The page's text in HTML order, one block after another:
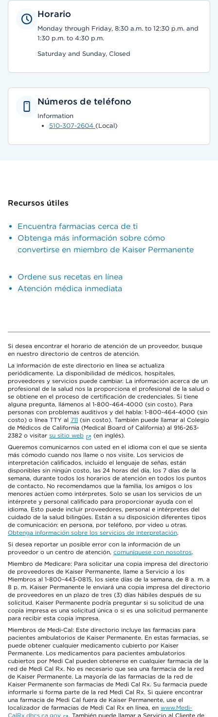
Horario
Monday through Friday, 8:30 a.m. to 12:30 p.m. and
1:30 p.m. to 4:30 p.m.
Saturday and Sunday, Closed
Números de teléfono
Information
510-307-2604 (Local)
Recursos útiles
Encuentra farmacias cerca de ti
Obtenga más información sobre cómo
convertirse en miembro de Kaiser Permanente
Ordene sus recetas en línea
Atención médica inmediata
Si desea encontrar el horario de atención de un proveedor, busque
en nuestro directorio de centros de atención.
La información de este directorio en línea se actualiza
periódicamente. La disponibilidad de médicos, hospitales,
proveedores y servicios puede cambiar. La información acerca de un
profesional de la salud nos la proporciona el profesional de la salud o
se obtiene en el proceso de certificación de credenciales. Si tiene
alguna pregunta, llámenos al 1-800-464-4000 (sin costo). Para
personas con problemas auditivos y del habla: 1-800-464-4000 (sin
costo) o línea TTY al 711 (sin costo). También puede llamar al Colegio
de Médicos de California (Medical Board of California) al 916-263-
2382 o visitar su sitio web
(en inglés).
Queremos comunicarnos con usted en el idioma con el que se sienta
más cómodo cuando nos llame o nos visite. Los servicios de
interpretación calificados, incluido el lenguaje de señas, están
disponibles sin ningún costo, las 24 horas del día, los 7 días de la
semana, durante todos los horarios de atención en todos los puntos
de contacto. No recomendamos que la familia, los amigos o los
menores actúen como intérpretes. Solo se usan los servicios de un
intérprete y personal calificado para proporcionar ayuda con el
idioma. Esto puede incluir proveedores, personal e intérpretes del
cuidado de la salud bilingües. Están a su disposición diferentes tipos
de comunicación: en persona, por teléfono, por video u otras.
Obtenga información sobre los servicios de interpretación.
Si desea reportar un posible error con la información de un
proveedor o un centro de atención, comuníquese con nosotros.
Miembro de Medicare: Para solicitar una copia impresa del directorio
de proveedores de Kaiser Permanente, llame a Servicio a los
Miembros al 1-800-443-0815, los siete días de la semana, de 8 a. m. a
8 p. m. Kaiser Permanente le enviará una copia impresa del directorio
de proveedores en un plazo de tres (3) días hábiles después de su
solicitud. Kaiser Permanente podría preguntar si su solicitud de una
copia impresa es una solicitud única o si es una solicitud permanente
para recibir esta copia impresa.
Miembros de Medi-Cal: Este directorio incluye las farmacias para
pacientes ambulatorios de Kaiser Permanente. En estas farmacias, se
puede obtener cualquier medicamento cubierto por Kaiser
Permanente. Los medicamentos para pacientes ambulatorios
cubiertos por Medi Cal pueden obtenerse en cualquier farmacia de la
red de Medi Cal Rx. No es necesario que sea una farmacia de la red
de Kaiser Permanente. La mayoría de las farmacias de la red de
Kaiser Permanente son farmacias de Medi Cal Rx. Su farmacia puede
informarle si forma parte de la red Medi Cal Rx. Si quiere encontrar
una farmacia de Medi Cal fuera de Kaiser Permanente, use el
localizador de farmacias de Medi Cal Rx en línea, en www.Medi-
CalRx.dhcs.ca.gov
. También puede llamar a Servicio al Cliente de